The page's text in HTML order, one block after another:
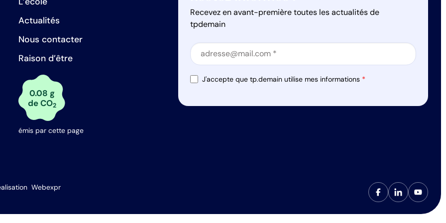
Actualités
Nous contacter
Raison d’être
0.08 g
de CO2
émis par cette page
Recevez en avant-première toutes les actualités de
tpdemain
Section
Section
J'accepte que tp.demain utilise mes informations *
Webexpr
de confidentialité, en garantissant la conformité avec les réglementations. Personnalisez vos préférences pour